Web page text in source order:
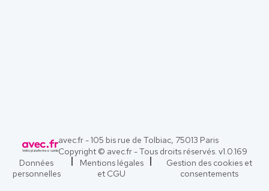
avec.fr - 105 bis rue de Tolbiac, 75013 Paris
Copyright © avec.fr - Tous droits réservés. v1.0.169
Données
personnelles
Mentions légales
et CGU
Gestion des cookies et
consentements